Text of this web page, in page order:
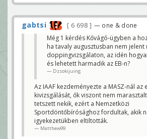
gabtsi 6 698 — one & done
Még 1 kérdés Kővágó-ügyben a
ha tavaly augusztusban nem jelent
doppingvizsgálaton, az idén
és lehetett harmadik az EB-n?
Dzsokijuing
Az IAAF kezdeményezte a MASZ-nál az
kivizsgálását, ők viszont nem
tetszett nekik, ezért a Nemzetközi
Sportdöntőbírósághoz fordultak, akik
igyekezetükben eltiltották.
Matthew99